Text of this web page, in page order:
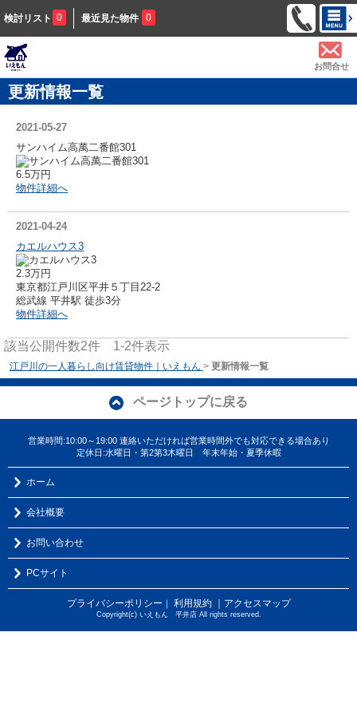
検討リスト 0 最近見た物件 0
お問合せ
更新情報一覧
2021-05-27
サンハイム高萬二番館301
6.5万円
物件詳細へ
2021-04-24
カエルハウス3
2.3万円
東京都江戸川区平井５丁目22-2
総武線 平井駅 徒歩3分
物件詳細へ
該当公開件数2件 1-2件表示
江戸川の一人暮らし向け賃貸物件｜いえもん > 更新情報一覧
ページトップに戻る
営業時間:10:00～19:00 連絡いただければ営業時間外でも対応できる場合あり
定休日:水曜日・第2第3木曜日 年末年始・夏季休暇
ホーム
会社概要
お問い合わせ
PCサイト
プライバシーポリシー ｜ 利用規約 ｜アクセスマップ
Copyright(c) いえもん 平井店 All rights reserved.